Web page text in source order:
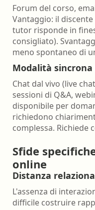
Forum del corso,
Vantaggio: il
tutor risponde in
consigliato).
meno spontaneo di
Modalità
Chat dal vivo (live
sessioni di Q&A,
disponibile per
richiedono
complessa. Richiede
Sfide
online
Distanza
L'assenza di
difficile costruire